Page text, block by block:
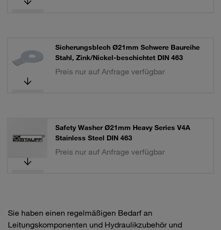
Sicherungsblech Ø21mm Schwere Baureihe
Stahl, Zink/Nickel-beschichtet DIN 463
Preis nur auf Anfrage verfügbar
Safety Washer Ø21mm Heavy Series V4A
Stainless Steel DIN 463
Preis nur auf Anfrage verfügbar
Sie haben einen regelmäßigen Bedarf an
Leitungskomponenten und Hydraulikzubehör und